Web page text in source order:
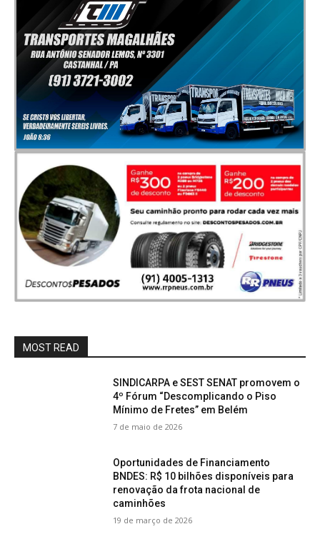
MOST READ
SINDICARPA e SEST SENAT promovem o
4º Fórum “Descomplicando o Piso
Mínimo de Fretes” em Belém
7 de maio de 2026
Oportunidades de Financiamento
BNDES: R$ 10 bilhões disponíveis para
renovação da frota nacional de
caminhões
19 de março de 2026